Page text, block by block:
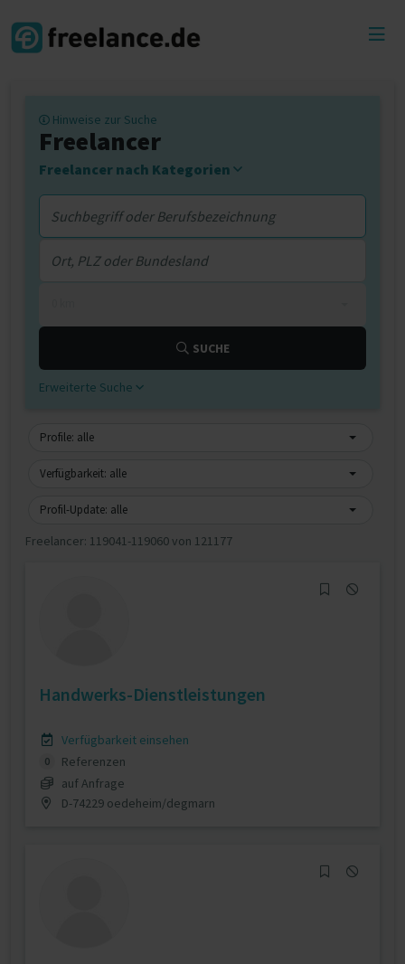
Hinweise zur Suche
Freelancer
Freelancer nach Kategorien
SUCHE
Erweiterte Suche
Profile: alle
Verfügbarkeit: alle
Profil-Update: alle
Freelancer: 119041-119060 von 121177
Handwerks-Dienstleistungen
Verfügbarkeit einsehen
0
Referenzen
auf Anfrage
D-74229 oedeheim/degmarn